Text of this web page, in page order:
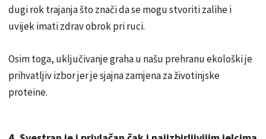
dugi rok trajanja što znači da se mogu stvoriti zalihe i
uvijek imati zdrav obrok pri ruci.
Osim toga, uključivanje graha u našu prehranu ekološki je
prihvatljiv izbor jer je sjajna zamjena za životinjske
proteine.